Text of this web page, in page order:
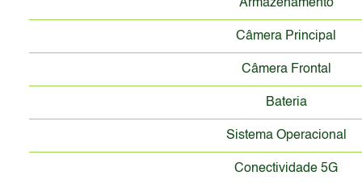
Armazenamento
Câmera Principal
Câmera Frontal
Bateria
Sistema Operacional
Conectividade 5G